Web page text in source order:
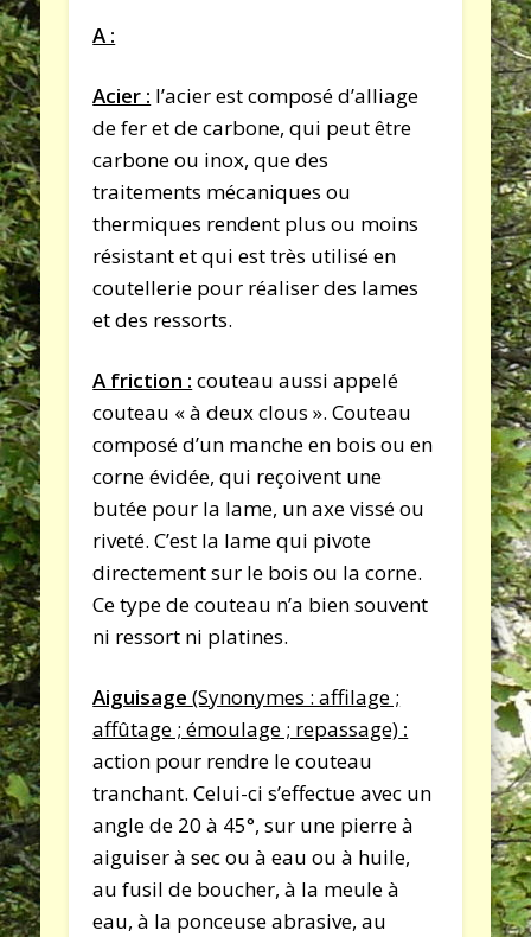
A :
Acier : l’acier est composé d’alliage
de fer et de carbone, qui peut être
carbone ou inox, que des
traitements mécaniques ou
thermiques rendent plus ou moins
résistant et qui est très utilisé en
coutellerie pour réaliser des lames
et des ressorts.
A friction : couteau aussi appelé
couteau « à deux clous ». Couteau
composé d’un manche en bois ou en
corne évidée, qui reçoivent une
butée pour la lame, un axe vissé ou
riveté. C’est la lame qui pivote
directement sur le bois ou la corne.
Ce type de couteau n’a bien souvent
ni ressort ni platines.
Aiguisage(Synonymes : affilage ;
affûtage ; émoulage ; repassage) :
action pour rendre le couteau
tranchant. Celui-ci s’effectue avec un
angle de 20 à 45°, sur une pierre à
aiguiser à sec ou à eau ou à huile,
au fusil de boucher, à la meule à
eau, à la ponceuse abrasive, au